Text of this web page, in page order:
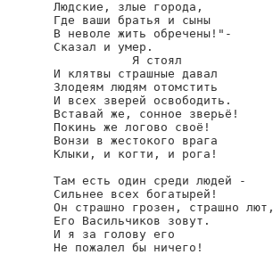
Людские, злые города,
Где ваши братья и сыны
В неволе жить обречены!"-
Сказал и умер.
           Я стоял
И клятвы страшные давал
Злодеям людям отомстить
И всех зверей освободить.
Вставай же, сонное зверьё!
Покинь же логово своё!
Вонзи в жестокого врага
Клыки, и когти, и рога!
Там есть один среди людей -
Сильнее всех богатырей!
Он страшно грозен, страшно лют,
Его Васильчиков зовут.
И я за голову его
Не пожалел бы ничего!